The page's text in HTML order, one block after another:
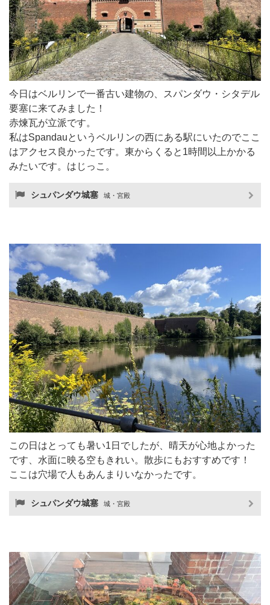
今日はベルリンで一番古い建物の、スパンダウ・シタデル
要塞に来てみました！
赤煉瓦が立派です。
私はSpandauというベルリンの西にある駅にいたのでここ
はアクセス良かったです。東からくると1時間以上かかる
みたいです。はじっこ。
シュパンダウ城塞 城・宮殿
この日はとっても暑い1日でしたが、晴天が心地よかった
です、水面に映る空もきれい。散歩にもおすすめです！
ここは穴場で人もあんまりいなかったです。
シュパンダウ城塞 城・宮殿